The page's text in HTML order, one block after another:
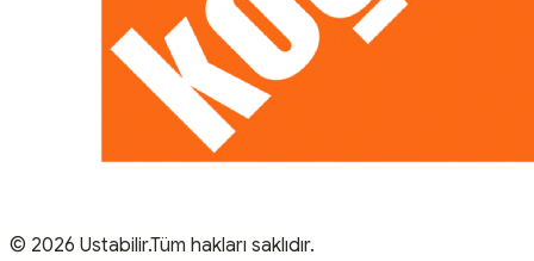
© 2026 Ustabilir.Tüm hakları saklıdır.